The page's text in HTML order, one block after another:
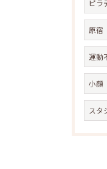
ピラ
原宿
運動
小顔
スタ